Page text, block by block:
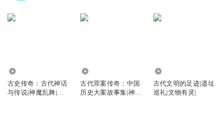
古史传奇：古代神话
与传说|神魔乱舞|英
古代罪案传奇：中国
历史大案故事集|神探
古代文明的足迹|遗址
巡礼|文物有灵|